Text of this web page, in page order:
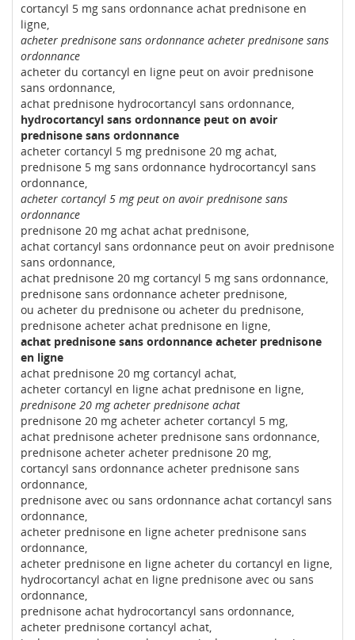
cortancyl 5 mg sans ordonnance achat prednisone en
ligne,
acheter prednisone sans ordonnance acheter prednisone sans
ordonnance
acheter du cortancyl en ligne peut on avoir prednisone
sans ordonnance,
achat prednisone hydrocortancyl sans ordonnance,
hydrocortancyl sans ordonnance peut on avoir
prednisone sans ordonnance
acheter cortancyl 5 mg prednisone 20 mg achat,
prednisone 5 mg sans ordonnance hydrocortancyl sans
ordonnance,
acheter cortancyl 5 mg peut on avoir prednisone sans
ordonnance
prednisone 20 mg achat achat prednisone,
achat cortancyl sans ordonnance peut on avoir prednisone
sans ordonnance,
achat prednisone 20 mg cortancyl 5 mg sans ordonnance,
prednisone sans ordonnance acheter prednisone,
ou acheter du prednisone ou acheter du prednisone,
prednisone acheter achat prednisone en ligne,
achat prednisone sans ordonnance acheter prednisone
en ligne
achat prednisone 20 mg cortancyl achat,
acheter cortancyl en ligne achat prednisone en ligne,
prednisone 20 mg acheter prednisone achat
prednisone 20 mg acheter acheter cortancyl 5 mg,
achat prednisone acheter prednisone sans ordonnance,
prednisone acheter acheter prednisone 20 mg,
cortancyl sans ordonnance acheter prednisone sans
ordonnance,
prednisone avec ou sans ordonnance achat cortancyl sans
ordonnance,
acheter prednisone en ligne acheter prednisone sans
ordonnance,
acheter prednisone en ligne acheter du cortancyl en ligne,
hydrocortancyl achat en ligne prednisone avec ou sans
ordonnance,
prednisone achat hydrocortancyl sans ordonnance,
acheter prednisone cortancyl achat,